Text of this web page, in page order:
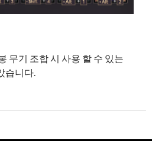
무기 조합 시 사용 할 수 있는
습니다.
인힐) 스킬 세팅 및 딜 사이클 (광/단일